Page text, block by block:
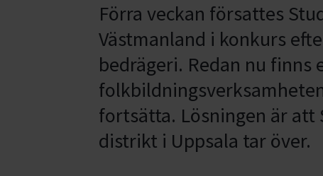
Förra veckan försattes
Västmanland i konkurs
bedrägeri. Redan nu finns
fortsätta. Lösningen är att
distrikt i Uppsala tar över.